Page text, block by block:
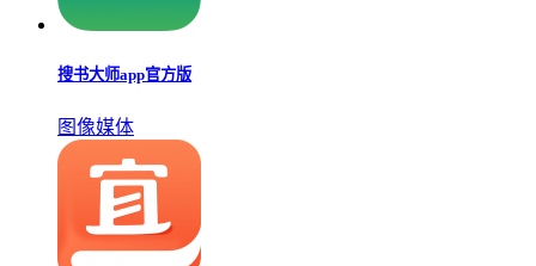
搜书大师app官方版
图像媒体